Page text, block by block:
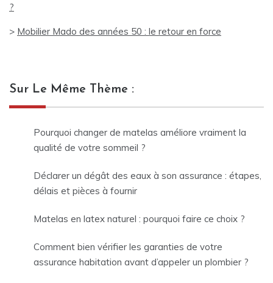
?
> Mobilier Mado des années 50 : le retour en force
Sur Le Même Thème :
Pourquoi changer de matelas améliore vraiment la
qualité de votre sommeil ?
Déclarer un dégât des eaux à son assurance : étapes,
délais et pièces à fournir
Matelas en latex naturel : pourquoi faire ce choix ?
Comment bien vérifier les garanties de votre
assurance habitation avant d’appeler un plombier ?